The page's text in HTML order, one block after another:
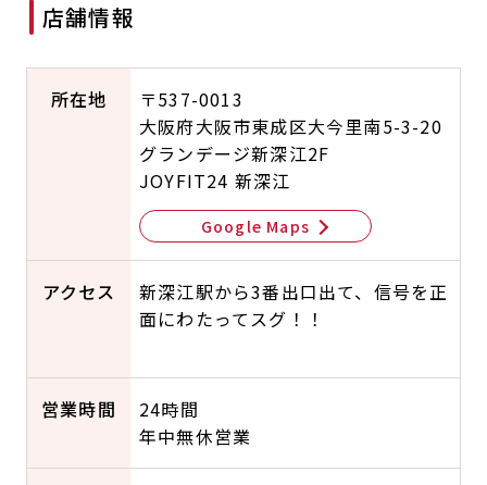
よくあるご質問
店舗情報
所在地
〒537-0013
大阪府大阪市東成区大今里南5-3-20
グランデージ新深江2F
JOYFIT24 新深江
Google Maps
アクセス
新深江駅から3番出口出て、信号を正
面にわたってスグ！！
営業時間
24時間
年中無休営業